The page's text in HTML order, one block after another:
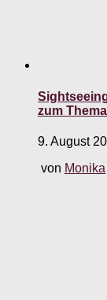
zum
9. August
von Monika